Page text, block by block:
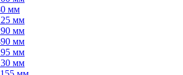
мм
мм
мм
мм
мм
мм